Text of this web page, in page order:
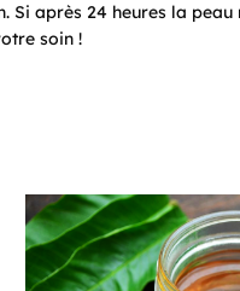
après 24 heures la peau
soin !